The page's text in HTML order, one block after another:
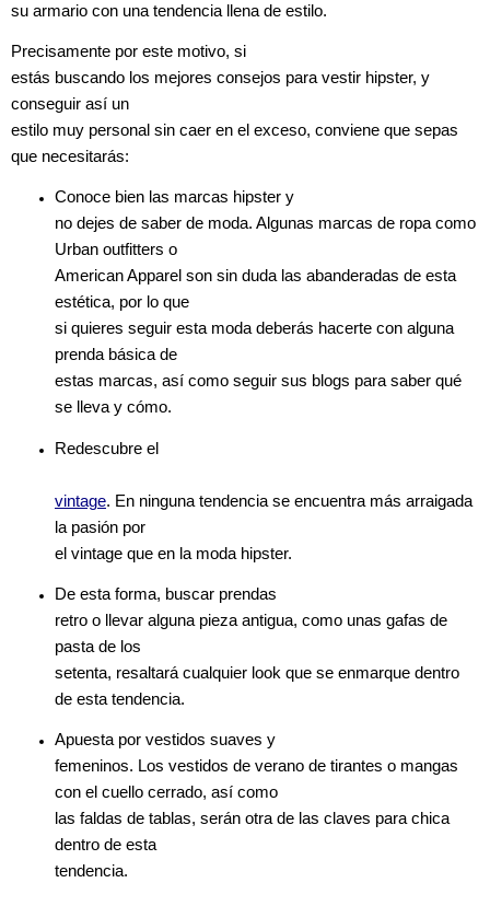
su armario con una tendencia llena de estilo.
Precisamente por este motivo, si
estás buscando los mejores consejos para vestir hipster, y
conseguir así un
estilo muy personal sin caer en el exceso, conviene que sepas
que necesitarás:
Conoce bien las marcas hipster y
no dejes de saber de moda. Algunas marcas de ropa como
Urban outfitters o
American Apparel son sin duda las abanderadas de esta
estética, por lo que
si quieres seguir esta moda deberás hacerte con alguna
prenda básica de
estas marcas, así como seguir sus blogs para saber qué
se lleva y cómo.
Redescubre el
vintage. En ninguna tendencia se encuentra más arraigada
la pasión por
el vintage que en la moda hipster.
De esta forma, buscar prendas
retro o llevar alguna pieza antigua, como unas gafas de
pasta de los
setenta, resaltará cualquier look que se enmarque dentro
de esta tendencia.
Apuesta por vestidos suaves y
femeninos. Los vestidos de verano de tirantes o mangas
con el cuello cerrado, así como
las faldas de tablas, serán otra de las claves para chica
dentro de esta
tendencia.